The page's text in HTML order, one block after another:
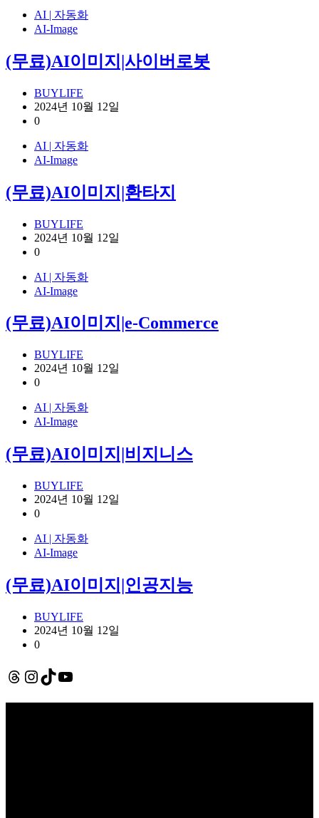
AI | 자동화
AI-Image
(무료)AI이미지|사이버로봇
BUYLIFE
2024년 10월 12일
0
AI | 자동화
AI-Image
(무료)AI이미지|환타지
BUYLIFE
2024년 10월 12일
0
AI | 자동화
AI-Image
(무료)AI이미지|e-Commerce
BUYLIFE
2024년 10월 12일
0
AI | 자동화
AI-Image
(무료)AI이미지|비지니스
BUYLIFE
2024년 10월 12일
0
AI | 자동화
AI-Image
(무료)AI이미지|인공지능
BUYLIFE
2024년 10월 12일
0
Threads
Instagram
TikTok
YouTube